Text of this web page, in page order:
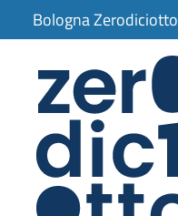
Bologna Zerodiciotto